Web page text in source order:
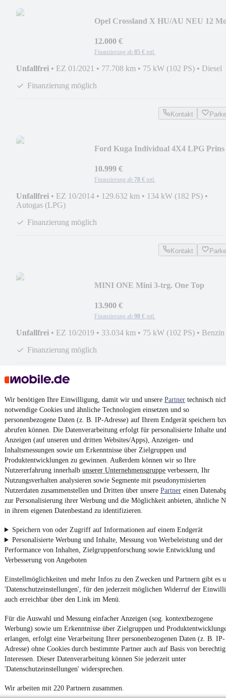
Wir benötigen Ihre Einwilligung, damit wir und unsere Partner technisch
notwendige Cookies und ähnliche Technologien einsetzen und so
personenbezogene Daten (z. B. IP-Adresse) auf Ihrem Endgerät speichern
abrufen können. Die Datenverarbeitung erfolgt für personalisierte Inhalte und
Anzeigen (auf unseren und dritten Websites/Apps), Anzeigen- und
Inhaltsmessungen sowie um Erkenntnisse über Zielgruppen und
Produktentwicklungen zu gewinnen. Außerdem können wir so Ihre
Nutzererfahrung innerhalb unserer Unternehmensgruppe verbessern, Ihr
Nutzungsverhalten analysieren sowie Segmente mit pseudonymisierten
Nutzerdaten zusammenstellen und Dritten über unsere Partner einen
zur Personalisierung ihrer Werbung und die Möglichkeit anbieten, ähnliche
in ihrem eigenen Datenbestand zu identifizieren.
Speichern von oder Zugriff auf Informationen auf einem Endgerät
Personalisierte Werbung und Inhalte, Messung von Werbeleistung und der
Performance von Inhalten, Zielgruppenforschung sowie Entwicklung und
Verbesserung von Angeboten
Einstellmöglichkeiten und mehr Infos zu den Zwecken und Partnern gibt es
'Datenschutzeinstellungen', für den jederzeit möglichen Widerruf der
auch erreichbar über den Link im Menü.
Für die Auswahl und Messung einfacher Anzeigen (sog. kontextbezogene
Werbung) sowie um Erkenntnisse über Zielgruppen und
erlangen, erfolgt eine Verarbeitung Ihrer personenbezogenen Daten (z. B. IP-
Adresse) ohne Cookies durch bestimmte Partner auch auf Basis von
Interessen. Dieser Datenverarbeitung können Sie jederzeit unter
'Datenschutzeinstellungen' widersprechen.
Wir arbeiten mit 220 Partnern zusammen.
Opel Crossland X HU/AU NEU 12
12.000 €
Finanzierung ab 85 € mtl.
Unfallfrei • EZ 01/2021 • 77.708 km • 75 kW (102 PS) • Diesel
Finanzierung möglich
Kontakt
Ford Kuga Individual 4X4 LPG Prins
10.999 €
Finanzierung ab 78 € mtl.
Unfallfrei • EZ 10/2014 • 129.632 km • 134 kW (182 PS) •
Autogas (LPG)
Finanzierung möglich
Kontakt
MINI ONE Mini 3-trg. One Top
13.900 €
Finanzierung ab 98 € mtl.
Unfallfrei • EZ 10/2019 • 33.034 km • 75 kW (102 PS) • Benzin
Finanzierung möglich
¹MwSt. ausweisbar
4.6 Sterne
Nutze mobile.de schnell und einfach
App installieren
Impressum
Vertrag widerrufen
Datenschutz
Datenschutzeinstellungen
Erklärung zur Barrierefreiheit
Report Security Vulnerability (English)
Powered by
Weitere Fahrzeuge gibt es auf mobile.de, dem Marktplatz für
AutosundMotorräder